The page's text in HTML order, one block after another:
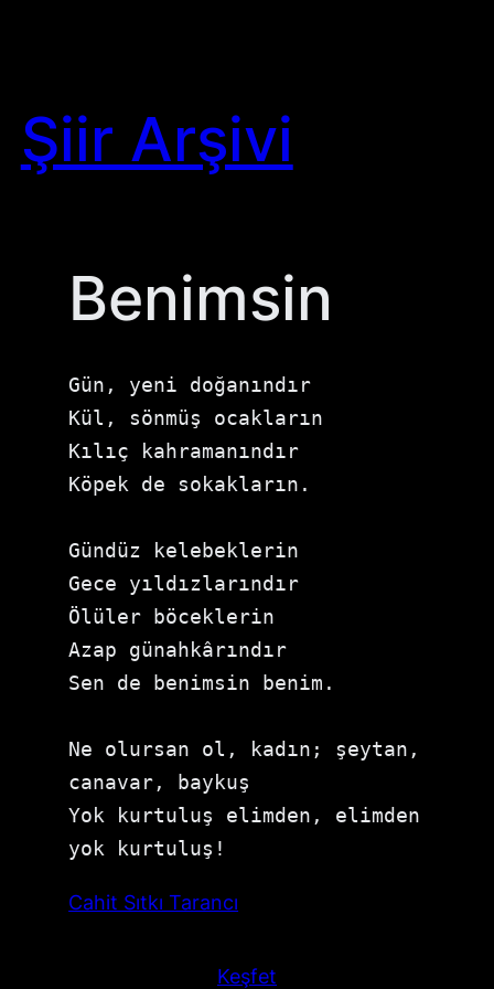
Şiir Arşivi
Benimsin
Gün, yeni doğanındır
Kül, sönmüş ocakların
Kılıç kahramanındır
Köpek de sokakların.
Gündüz kelebeklerin
Gece yıldızlarındır
Ölüler böceklerin
Azap günahkârındır
Sen de benimsin benim.
Ne olursan ol, kadın; şeytan,
canavar, baykuş
Yok kurtuluş elimden, elimden
yok kurtuluş!
Cahit Sıtkı Tarancı
Keşfet